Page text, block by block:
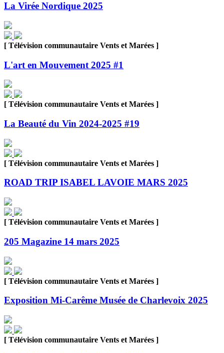
La Virée Nordique 2025
[ Télévision communautaire Vents et Marées ]
L'art en Mouvement 2025 #1
[ Télévision communautaire Vents et Marées ]
La Beauté du Vin 2024-2025 #19
[ Télévision communautaire Vents et Marées ]
ROAD TRIP ISABEL LAVOIE MARS 2025
[ Télévision communautaire Vents et Marées ]
205 Magazine 14 mars 2025
[ Télévision communautaire Vents et Marées ]
Exposition Mi-Carême Musée de Charlevoix 2025
[ Télévision communautaire Vents et Marées ]